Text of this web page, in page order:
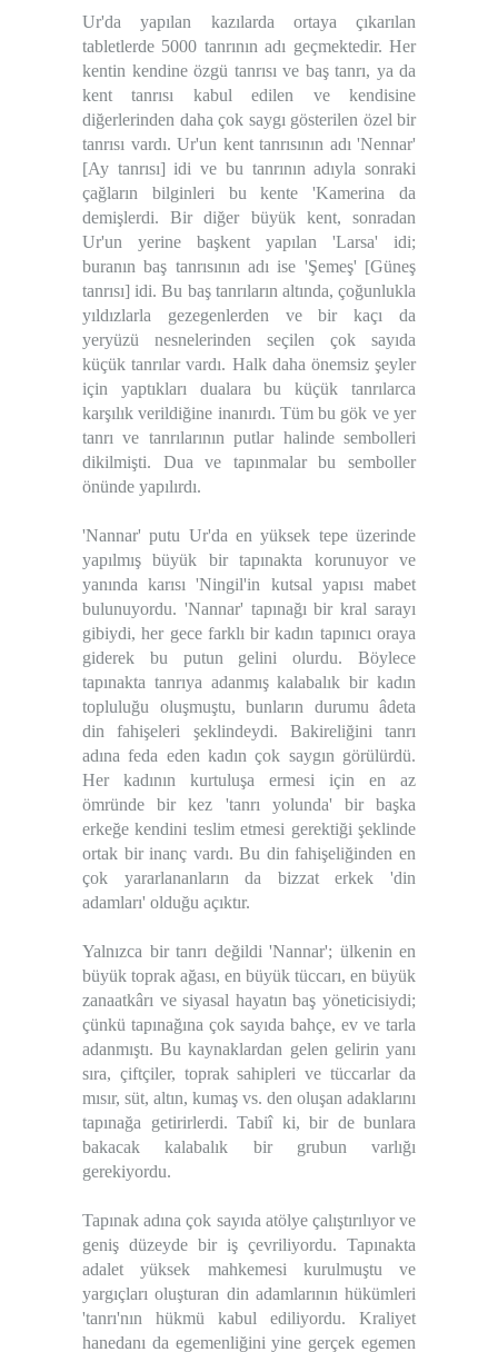
Ur'da yapılan kazılarda ortaya çıkarılan
tabletlerde 5000 tanrının adı geçmektedir. Her
kentin kendine özgü tanrısı ve baş tanrı, ya da
kent tanrısı kabul edilen ve kendisine
diğerlerinden daha çok saygı gösterilen özel bir
tanrısı vardı. Ur'un kent tanrısının adı 'Nennar'
[Ay tanrısı] idi ve bu tanrının adıyla sonraki
çağların bilginleri bu kente 'Kamerina da
demişlerdi. Bir diğer büyük kent, sonradan
Ur'un yerine başkent yapılan 'Larsa' idi;
buranın baş tanrısının adı ise 'Şemeş' [Güneş
tanrısı] idi. Bu baş tanrıların altında, çoğunlukla
yıldızlarla gezegenlerden ve bir kaçı da
yeryüzü nesnelerinden seçilen çok sayıda
küçük tanrılar vardı. Halk daha önemsiz şeyler
için yaptıkları dualara bu küçük tanrılarca
karşılık verildiğine inanırdı. Tüm bu gök ve yer
tanrı ve tanrılarının putlar halinde sembolleri
dikilmişti. Dua ve tapınmalar bu semboller
önünde yapılırdı.
'Nannar' putu Ur'da en yüksek tepe üzerinde
yapılmış büyük bir tapınakta korunuyor ve
yanında karısı 'Ningil'in kutsal yapısı mabet
bulunuyordu. 'Nannar' tapınağı bir kral sarayı
gibiydi, her gece farklı bir kadın tapınıcı oraya
giderek bu putun gelini olurdu. Böylece
tapınakta tanrıya adanmış kalabalık bir kadın
topluluğu oluşmuştu, bunların durumu âdeta
din fahişeleri şeklindeydi. Bakireliğini tanrı
adına feda eden kadın çok saygın görülürdü.
Her kadının kurtuluşa ermesi için en az
ömründe bir kez 'tanrı yolunda' bir başka
erkeğe kendini teslim etmesi gerektiği şeklinde
ortak bir inanç vardı. Bu din fahişeliğinden en
çok yararlananların da bizzat erkek 'din
adamları' olduğu açıktır.
Yalnızca bir tanrı değildi 'Nannar'; ülkenin en
büyük toprak ağası, en büyük tüccarı, en büyük
zanaatkârı ve siyasal hayatın baş yöneticisiydi;
çünkü tapınağına çok sayıda bahçe, ev ve tarla
adanmıştı. Bu kaynaklardan gelen gelirin yanı
sıra, çiftçiler, toprak sahipleri ve tüccarlar da
mısır, süt, altın, kumaş vs. den oluşan adaklarını
tapınağa getirirlerdi. Tabiî ki, bir de bunlara
bakacak kalabalık bir grubun varlığı
gerekiyordu.
Tapınak adına çok sayıda atölye çalıştırılıyor ve
geniş düzeyde bir iş çevriliyordu. Tapınakta
adalet yüksek mahkemesi kurulmuştu ve
yargıçları oluşturan din adamlarının hükümleri
'tanrı'nın hükmü kabul ediliyordu. Kraliyet
hanedanı da egemenliğini yine gerçek egemen